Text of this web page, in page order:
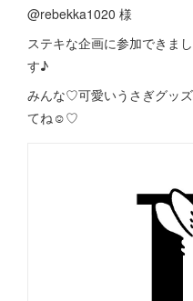
@rebekka1020 様
ステキな企画に参加できま
す♪
みんな♡可愛いうさぎグッ
てね☺️♡